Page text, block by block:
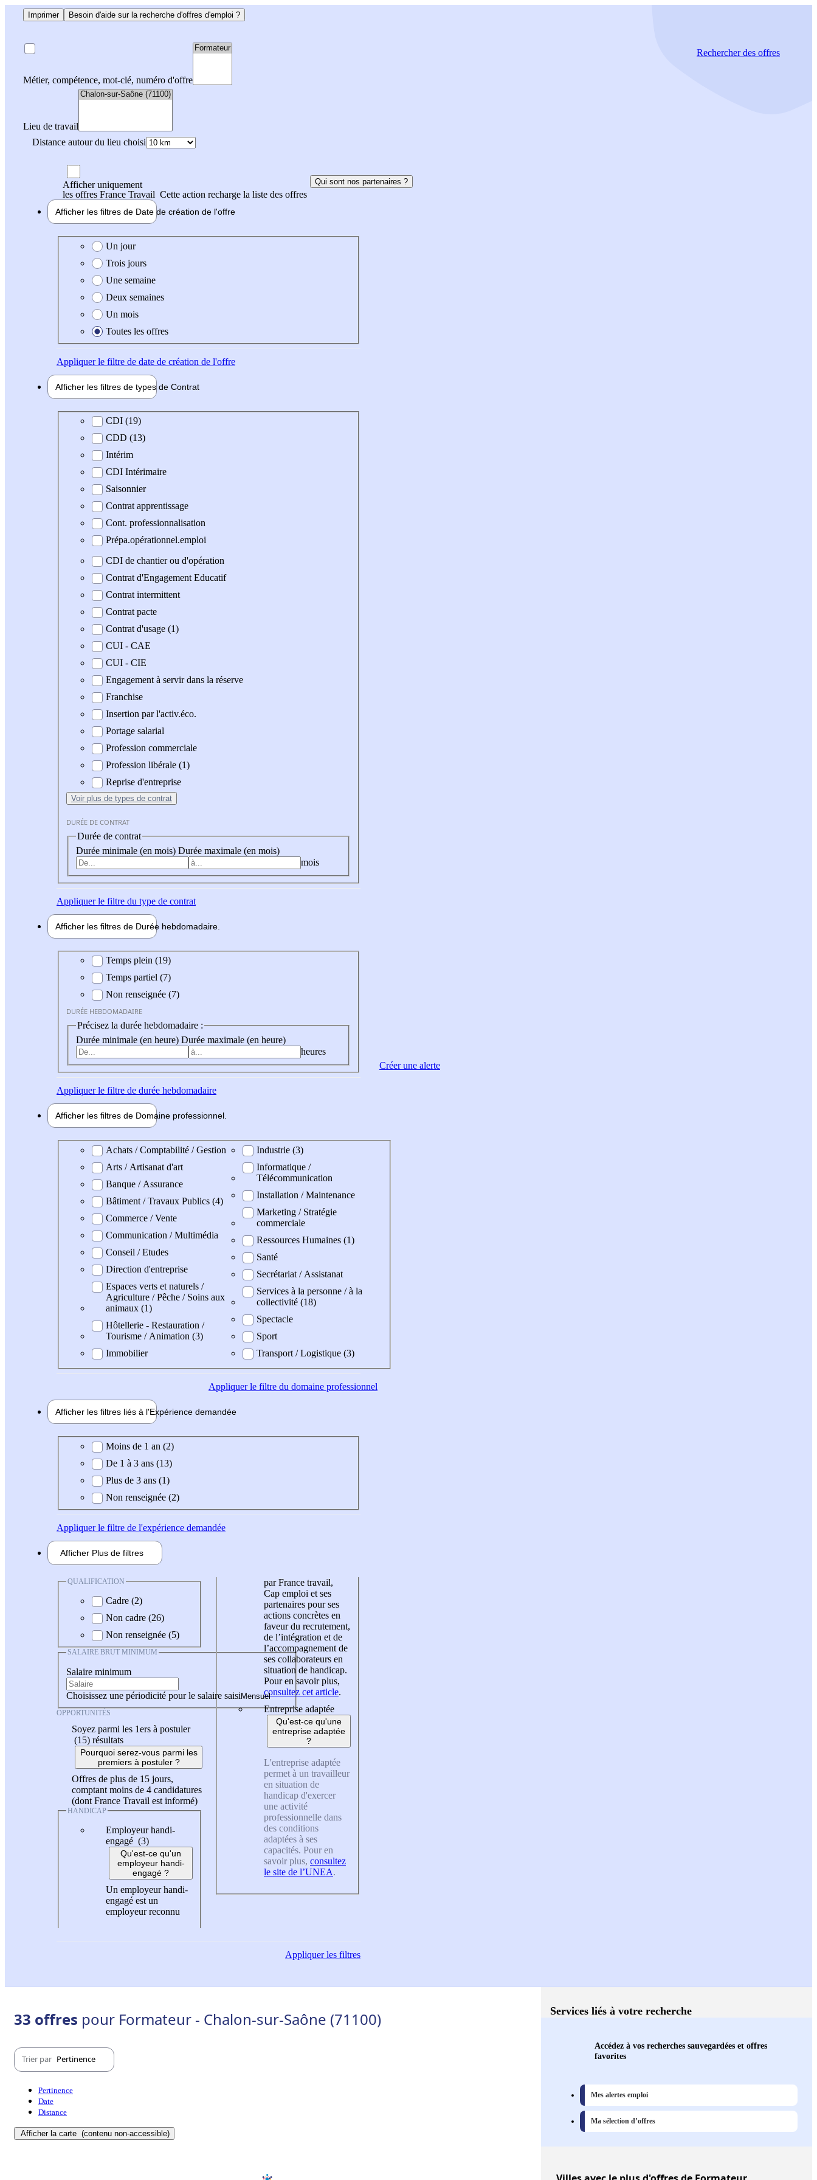
Imprimer Besoin d'aide sur la recherche d'offres d'emploi ?
Métier, compétence, mot-clé, numéro d'offre
Lieu de travail
Distance autour du lieu choisi
Rechercherdes offres
Afficher uniquement
les offres France Travail Cette action recharge la liste des offres
Qui sont nos partenaires ?
Afficher les filtres de Date de création de l'offre
Date de création de l'offre
Un jour
Trois jours
Une semaine
Deux semaines
Un mois
Toutes les offres
Appliquerle filtre de date de création de l'offre
Afficher les filtres de types de Contrat
Type de contratCDI (19)
CDD (13)
Intérim
CDI Intérimaire
Saisonnier
Contrat apprentissage
Cont. professionnalisation
Prépa.opérationnel.emploi
CDI de chantier ou d'opération
Contrat d'Engagement Educatif
Contrat intermittent
Contrat pacte
Contrat d'usage (1)
CUI - CAE
CUI - CIE
Engagement à servir dans la réserve
Franchise
Insertion par l'activ.éco.
Portage salarial
Profession commerciale
Profession libérale (1)
Reprise d'entreprise
Voir plus de types de contrat
DURÉE DE CONTRAT
Durée de contrat
Durée minimale (en mois) Durée maximale (en mois)
mois
Appliquerle filtre du type de contrat
Afficher les filtres de Durée hebdomadaire
Durée hebdomadaire
Temps plein (19)
Temps partiel (7)
Non renseignée (7)
DURÉE HEBDOMADAIRE
Précisez la durée hebdomadaire :
Durée minimale (en heure) Durée maximale (en heure)
heures
Appliquerle filtre de durée hebdomadaire
Afficher les filtres de Domaine professionnel
Domaine professionel
Achats / Comptabilité / Gestion
Arts / Artisanat d'art
Banque / Assurance
Bâtiment / Travaux Publics (4)
Commerce / Vente
Communication / Multimédia
Conseil / Etudes
Direction d'entreprise
Espaces verts et naturels /
Agriculture / Pêche / Soins aux
animaux (1)
Hôtellerie - Restauration /
Tourisme / Animation (3)
Immobilier
Industrie (3)
Informatique /
Télécommunication
Installation / Maintenance
Marketing / Stratégie
commerciale
Ressources Humaines (1)
Santé
Secrétariat / Assistanat
Services à la personne / à la
collectivité (18)
Spectacle
Sport
Transport / Logistique (3)
Appliquerle filtre du domaine professionnel
Afficher les filtres liés à l'Expérience demandée
Expérience demandée
Moins de 1 an (2)
De 1 à 3 ans (13)
Plus de 3 ans (1)
Non renseignée (2)
Appliquerle filtre de l'expérience demandée
Afficher Plus de filtres
QUALIFICATION
Cadre (2)
Non cadre (26)
Non renseignée (5)
SALAIRE BRUT MINIMUM
Salaire minimum
Choisissez une périodicité pour le salaire saisi
OPPORTUNITÉS
Soyez parmi les 1ers à postuler
(15) résultats
Pourquoi serez-vous parmi les
premiers à postuler ?
Offres de plus de 15 jours,
comptant moins de 4 candidatures
(dont France Travail est informé)
HANDICAP
Employeur handi-
engagé (3)
Qu'est-ce qu'un
employeur handi-
engagé ?
Un employeur handi-
engagé est un
employeur reconnu
par France travail,
Cap emploi et ses
partenaires pour ses
actions concrètes en
faveur du recrutement,
de l’intégration et de
l’accompagnement de
ses collaborateurs en
situation de handicap.
Pour en savoir plus,
consultez cet article.
Entreprise adaptée
Qu'est-ce qu'une
entreprise adaptée
?
L'entreprise adaptée
permet à un travailleur
en situation de
handicap d'exercer
une activité
professionnelle dans
des conditions
adaptées à ses
capacités. Pour en
savoir plus, consultez
le site de l’UNEA.
Appliquerles filtres
Créer une alerte
33 offres pour Formateur - Chalon-sur-Saône (71100)
Trier par Pertinence
Pertinence
Date
Distance
Afficher la carte (contenu non-accessible)
Services liés à votre recherche
Accédez à vos recherches sauvegardées et offres
favorites
Mes alertes emploi
Ma sélection d’offres